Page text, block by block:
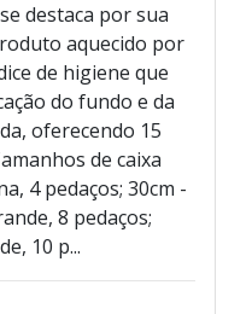
destaca por sua
aquecido por
de higiene que
do fundo e da
oferecendo 15
de caixa
4 pedaços; 30cm -
8 pedaços;
10 p...